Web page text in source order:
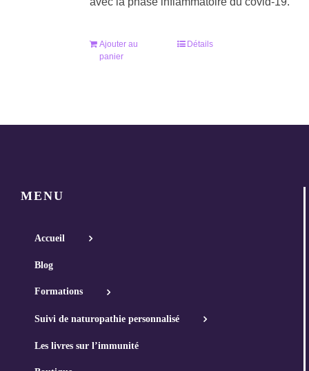
Ajouter au
panier
Détails
MENU
Accueil
Blog
Formations
Suivi de naturopathie personnalisé
Les livres sur l’immunité